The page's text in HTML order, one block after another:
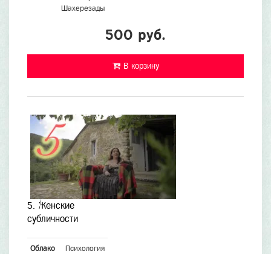
Шахерезады
500 руб.
В корзину
5. Женские
субличности
Облако
Психология